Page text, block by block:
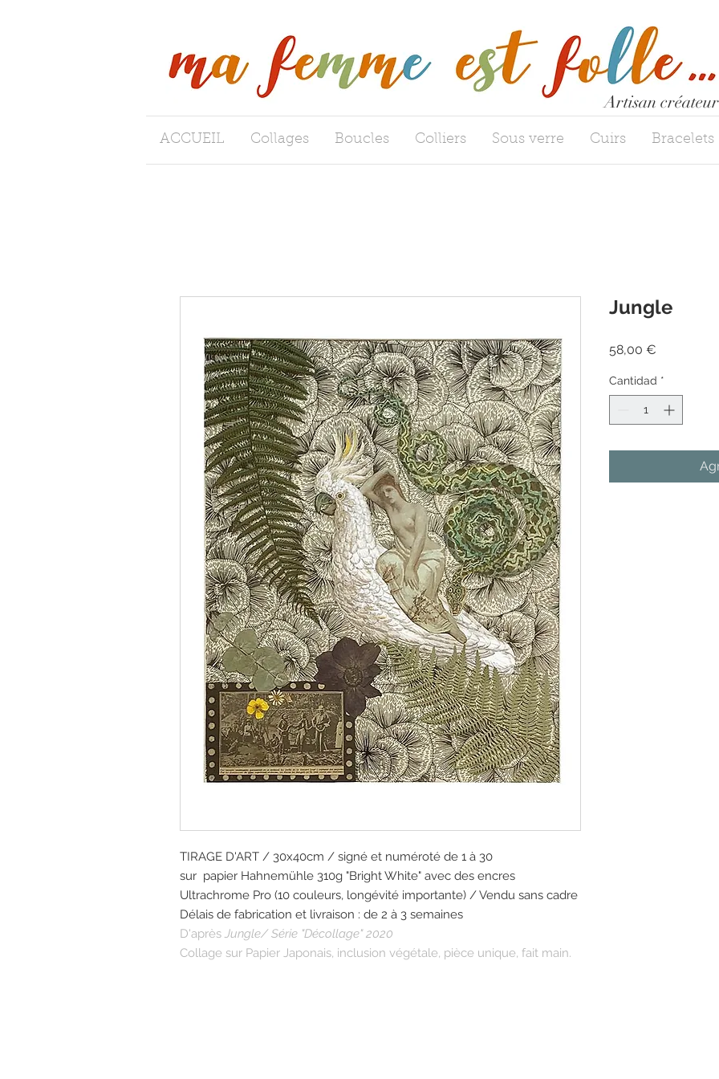
ACCUEIL Collages Boucles Colliers Sous verre Cuirs Bracelets
Artisan créateur
TIRAGE D'ART / 30x40cm / signé et numéroté de 1 à 30
sur papier Hahnemühle 310g "Bright White" avec des encres
Ultrachrome Pro (10 couleurs, longévité importante) / Vendu sans cadre
Délais de fabrication et livraison : de 2 à 3 semaines
D'après Jungle/ Série "Décollage" 2020
Collage sur Papier Japonais, inclusion végétale, pièce unique, fait main.
Jungle
58,00 €
Cantidad *